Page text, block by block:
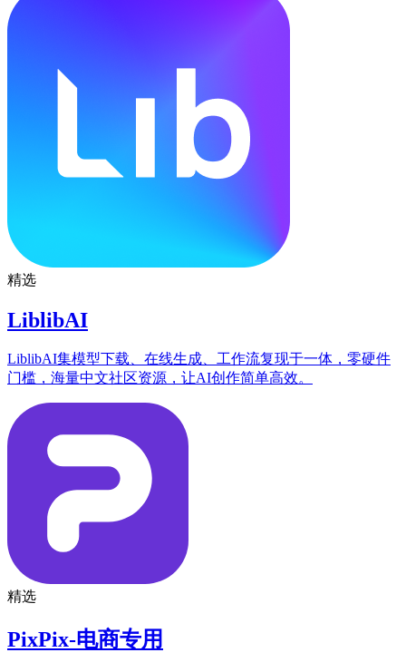
精选
LiblibAI
LiblibAI集模型下载、在线生成、工作流复现于一体，零硬件
门槛，海量中文社区资源，让AI创作简单高效。
精选
PixPix-电商专用